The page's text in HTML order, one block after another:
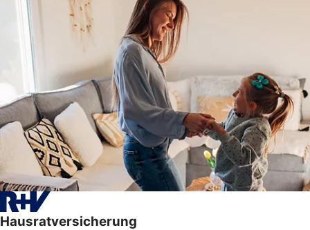
Hausratversicherung